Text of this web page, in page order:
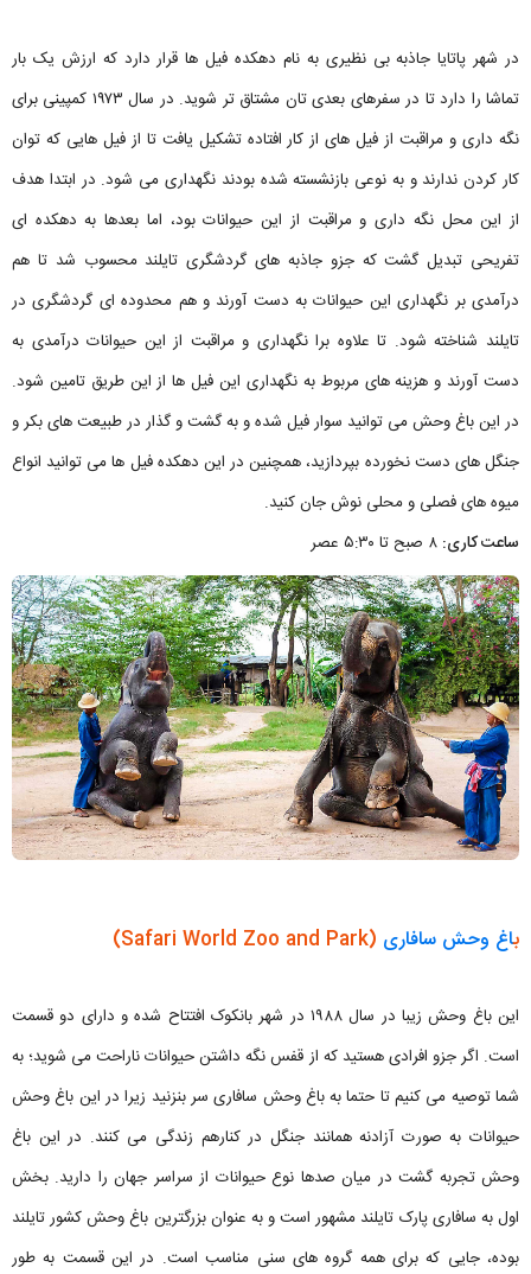
در شهر پاتایا جاذبه بی نظیری به نام دهکده فیل ها قرار دارد که ارزش یک بار
تماشا را دارد تا در سفرهای بعدی تان مشتاق تر شوید. در سال ۱۹۷۳ کمپینی برای
نگه داری و مراقبت از فیل های از کار افتاده تشکیل یافت تا از فیل هایی که توان
کار کردن ندارند و به نوعی بازنشسته شده بودند نگهداری می شود. در ابتدا هدف
از این محل نگه داری و مراقبت از این حیوانات بود، اما بعدها به دهکده ای
تفریحی تبدیل گشت که جزو جاذبه های گردشگری تایلند محسوب شد تا هم
درآمدی بر نگهداری این حیوانات به دست آورند و هم محدوده ای گردشگری در
تایلند شناخته شود. تا علاوه برا نگهداری و مراقبت از این حیوانات درآمدی به
دست آورند و هزینه های مربوط به نگهداری این فیل ها از این طریق تامین شود.
در این باغ وحش می توانید سوار فیل شده و به گشت و گذار در طبیعت های بکر و
جنگل های دست نخورده بپردازید، همچنین در این دهکده فیل ها می توانید انواع
میوه های فصلی و محلی نوش جان کنید.
ساعت کاری: ۸ صبح تا ۵:۳۰ عصر
باغ وحش سافاری (Safari World Zoo and Park)
این باغ وحش زیبا در سال ۱۹۸۸ در شهر بانکوک افتتاح شده و دارای دو قسمت
است. اگر جزو افرادی هستید که از قفس نگه داشتن حیوانات ناراحت می شوید؛ به
شما توصیه می کنیم تا حتما به باغ وحش سافاری سر بنزنید زیرا در این باغ وحش
حیوانات به صورت آزادنه همانند جنگل در کنارهم زندگی می کنند. در این باغ
وحش تجربه گشت در میان صدها نوع حیوانات از سراسر جهان را دارید. بخش
اول به سافاری پارک تایلند مشهور است و به عنوان بزرگترین باغ وحش کشور تایلند
بوده، جایی که برای همه گروه های سنی مناسب است. در این قسمت به طور